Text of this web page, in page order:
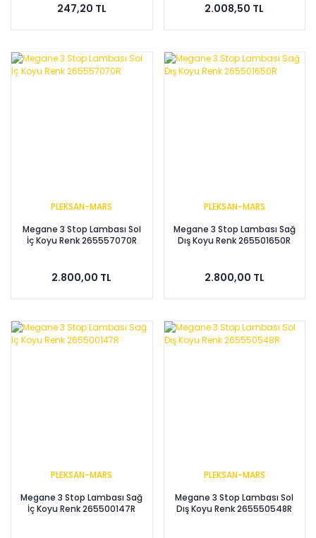
247,20 TL 2.008,50 TL
PLEKSAN-MARS
Megane 3 Stop Lambası Sol
İç Koyu Renk 265557070R
2.800,00 TL
PLEKSAN-MARS
Megane 3 Stop Lambası Sağ
Dış Koyu Renk 265501650R
2.800,00 TL
PLEKSAN-MARS
Megane 3 Stop Lambası Sağ
İç Koyu Renk 265500147R
PLEKSAN-MARS
Megane 3 Stop Lambası Sol
Dış Koyu Renk 265550548R